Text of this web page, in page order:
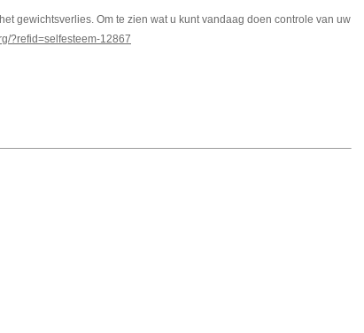
gewichtsverlies. Om te zien wat u kunt vandaag doen controle van uw
?refid=selfesteem-12867